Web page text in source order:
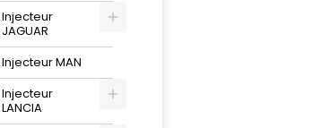
Injecteur
JAGUAR
Injecteur MAN
Injecteur
LANCIA